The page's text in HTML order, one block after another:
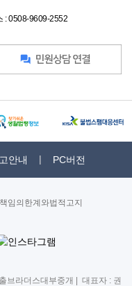
: 0508-9609-2552
안내 PC버전
책임의한계와법적고지
브라더스대부중개 | 대표자 : 권